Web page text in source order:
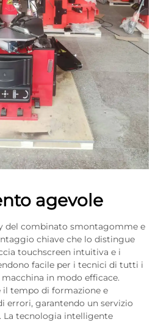
agevole
del combinato smontagomme e
chiave che lo distingue
touchscreen intuitiva e i
facile per i tecnici di tutti i
in modo efficace.
tempo di formazione e
errori, garantendo un servizio
La tecnologia intelligente